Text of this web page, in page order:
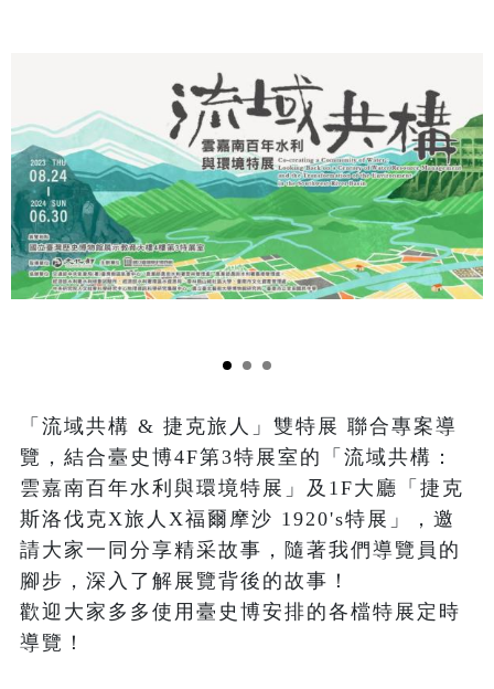
「流域共構 & 捷克旅人」雙特展 聯合專案導
覽，結合臺史博4F第3特展室的「流域共構：
雲嘉南百年水利與環境特展」及1F大廳「捷克
斯洛伐克X旅人X福爾摩沙 1920's特展」，邀
請大家一同分享精采故事，隨著我們導覽員的
腳步，深入了解展覽背後的故事！
歡迎大家多多使用臺史博安排的各檔特展定時
導覽！